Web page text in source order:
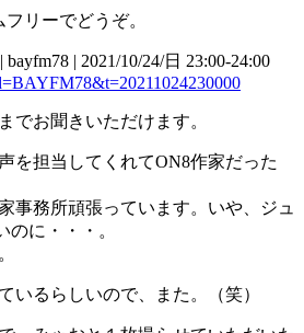
リーでどうぞ。
| 2021/10/24/日 23:00-24:00
お聞きいただけます。
を担当してくれてON8作家だった
事務所頑張っています。いや、ジュ
のに・・・。
いるらしいので、また。（笑）